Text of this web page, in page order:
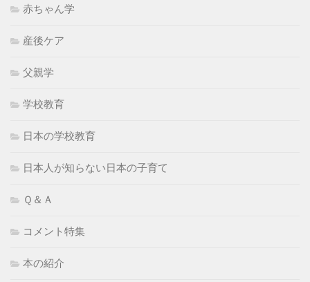
赤ちゃん学
産後ケア
父親学
学校教育
日本の学校教育
日本人が知らない日本の子育て
Ｑ＆Ａ
コメント特集
本の紹介